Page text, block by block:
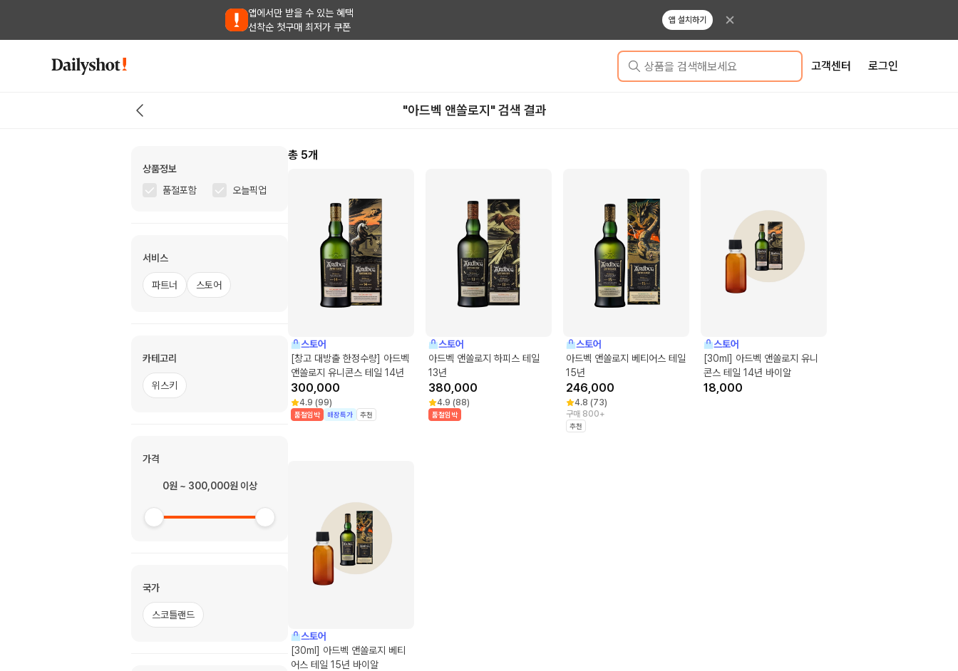
앱에서만 받을 수 있는 혜택
선착순 첫구매 최저가 쿠폰
앱 설치하기
상품을 검색해보세요 고객센터 로그인
"아드벡 앤쏠로지" 검색 결과
상품정보
품절포함
오늘픽업
서비스
파트너 스토어
카테고리
위스키
가격
0원 ~ 300,000원 이상
국가
스코틀랜드
총 5개
스토어
[창고 대방출 한정수량] 아드벡
앤쏠로지 유니콘스 테일 14년
300,000
4.9 (99)
품절임박 매장특가 추천
스토어
아드벡 앤쏠로지 하피스 테일
13년
380,000
4.9 (88)
품절임박
스토어
아드벡 앤쏠로지 베티어스 테일
15년
246,000
4.8 (73)
구매 800+
추천
스토어
[30ml] 아드벡 앤쏠로지 유니
콘스 테일 14년 바이알
18,000
스토어
[30ml] 아드벡 앤쏠로지 베티
어스 테일 15년 바이알